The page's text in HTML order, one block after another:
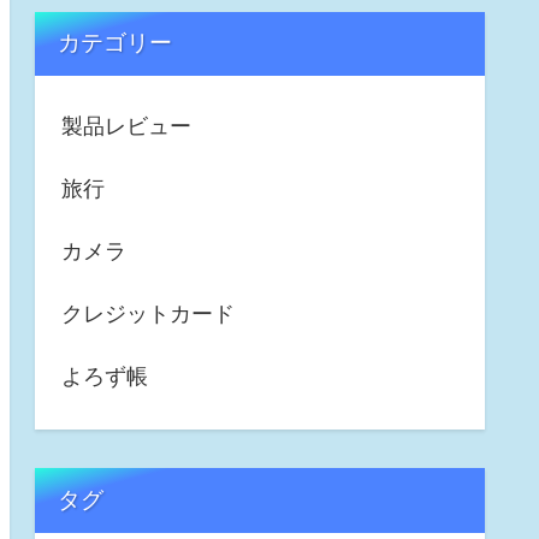
カテゴリー
製品レビュー
旅行
カメラ
クレジットカード
よろず帳
タグ